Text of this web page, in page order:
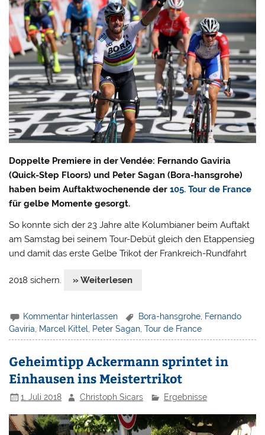
Doppelte Premiere in der Vendée: Fernando Gaviria
(Quick-Step Floors) und Peter Sagan (Bora-hansgrohe)
haben beim Auftaktwochenende der105. Tour de France
für gelbe Momente gesorgt.
So konnte sich der 23 Jahre alte Kolumbianer beim Auftakt
am Samstag bei seinem Tour-Debüt gleich den Etappensieg
und damit das erste Gelbe Trikot der Frankreich-Rundfahrt
2018 sichern. » Weiterlesen
Kommentar hinterlassen Bora-hansgrohe Fernando
Gaviria
Marcel Kittel Peter Sagan ,Tour de France
Geheimtipp Ackermann sprintet in
Einhausen ins Meistertrikot
1. Juli 2018 Christoph Sicars Ergebnisse